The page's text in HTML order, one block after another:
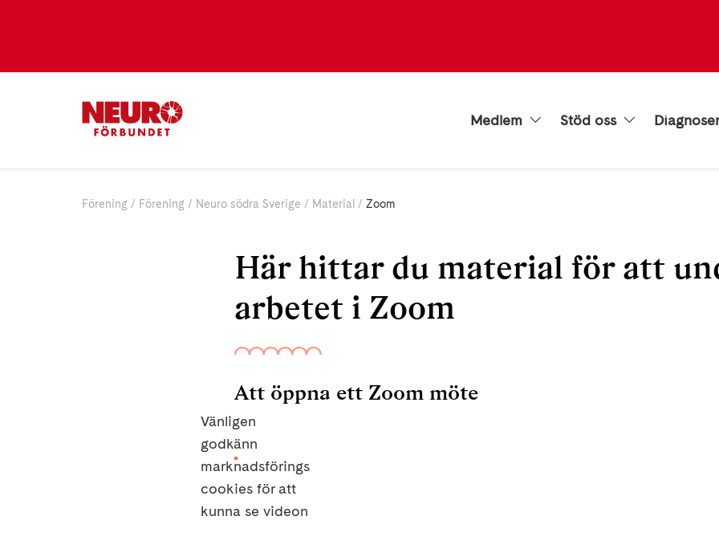
Medlem Stöd oss
Förening Förening Neuro södra Sverige Material Zoom
Här hittar du material för att
arbetet i Zoom
Att öppna ett Zoom möte
Vänligen
godkänn
marknadsförings
cookies för att
kunna se videon